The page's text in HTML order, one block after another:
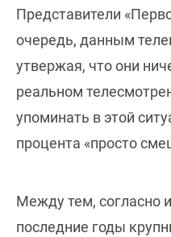
Представители
очередь, данным
утвержая, что они
реальном
упоминать в этой
процента «просто
Между тем, согласно
последние годы